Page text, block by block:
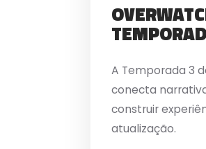
A Temporada 3
conecta
construir
atualização.